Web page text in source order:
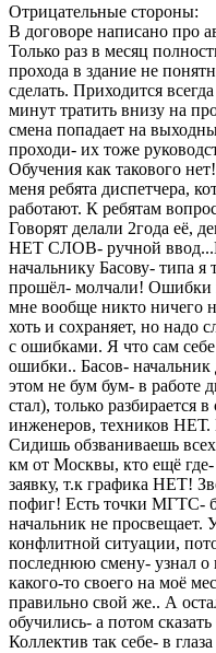
Отрицательные стороны:
В договоре написано про
Только раз в месяц
прохода в здание не
сделать. Приходится
минут тратить внизу на
смена попадает на
проходи- их тоже
Обучения как такового
меня ребята диспетчера,
работают. К ребятам
Говорят делали 2года её,
НЕТ СЛОВ- ручной
начальнику Басову- типа
прошёл- молчали! Ошибки
мне вообще никто ничего
хоть и сохраняет, но надо
с ошибками. Я что сам
ошибки.. Басов-
этом не бум бум- в работе
стал), только разбирается
инженеров, техников
Сидишь обзваниваешь
км от Москвы, кто ещё
заявку, т.к графика НЕТ!
пофиг! Есть точки МГТС-
начальник не просвещает.
конфлитной ситуации,
последнюю смену- узнал о
какого-то своего на моё
правильно свой же.. А
обучились- а потом
Коллектив так себе- в